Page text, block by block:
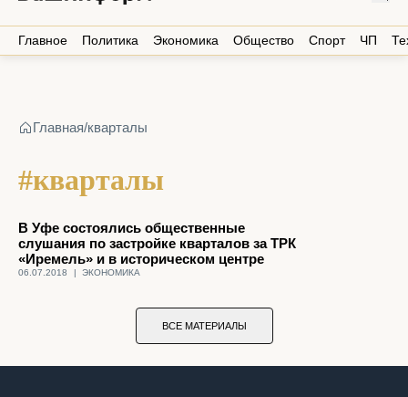
Главное Политика Экономика Общество Спорт ЧП
Главная/кварталы
#кварталы
06.07.2018 | ЭКОНОМИКА
В Уфе состоялись общественные
слушания по застройке кварталов за ТРК
«Иремель» и в историческом центре
ВСЕ МАТЕРИАЛЫ